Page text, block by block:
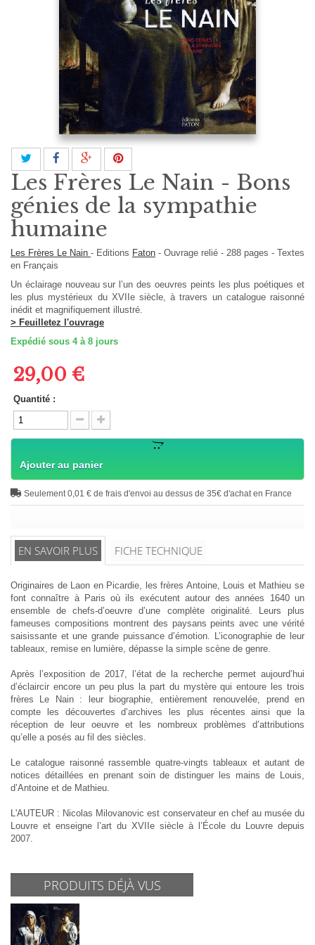
Les Frères Le Nain - Bons
génies de la sympathie
humaine
Les Frères Le Nain - Editions Faton - Ouvrage relié - 288 pages - Textes
en Français
Un éclairage nouveau sur l’un des oeuvres peints les plus poétiques et
les plus mystérieux du XVIIe siècle, à travers un catalogue raisonné
inédit et magnifiquement illustré.
> Feuilletez l'ouvrage
Expédié sous 4 à 8 jours
29,00 €
Quantité :
Ajouter au panier
Seulement 0,01 € de frais d'envoi au dessus de 35€ d'achat en France
EN SAVOIR PLUS FICHE TECHNIQUE
Originaires de Laon en Picardie, les frères Antoine, Louis et Mathieu se
font connaître à Paris où ils exécutent autour des années 1640 un
ensemble de chefs-d’oeuvre d’une complète originalité. Leurs plus
fameuses compositions montrent des paysans peints avec une vérité
saisissante et une grande puissance d’émotion. L’iconographie de leur
tableaux, remise en lumière, dépasse la simple scène de genre.
Après l’exposition de 2017, l’état de la recherche permet aujourd’hui
d’éclaircir encore un peu plus la part du mystère qui entoure les trois
frères Le Nain : leur biographie, entièrement renouvelée, prend en
compte les découvertes d’archives les plus récentes ainsi que la
réception de leur oeuvre et les nombreux problèmes d’attributions
qu’elle a posés au fil des siècles.
Le catalogue raisonné rassemble quatre-vingts tableaux et autant de
notices détaillées en prenant soin de distinguer les mains de Louis,
d’Antoine et de Mathieu.
L'AUTEUR : Nicolas Milovanovic est conservateur en chef au musée du
Louvre et enseigne l’art du XVIIe siècle à l’École du Louvre depuis
2007.
PRODUITS DÉJÀ VUS